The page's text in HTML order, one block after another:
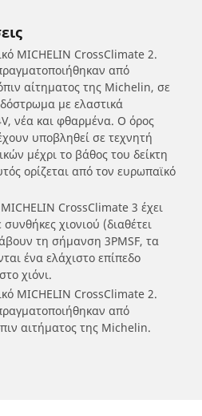
MICHELIN CrossClimate 2.
από
αίτηματος της Michelin, σε
με ελαστικά
νέα και φθαρμένα. Ο όρος
υποβληθεί σε τεχνητή
μέχρι το βάθος του δείκτη
ορίζεται από τον ευρωπαϊκό
CrossClimate 3 έχει
χιονιού (διαθέτει
τη σήμανση 3PMSF, τα
ένα ελάχιστο επίπεδο
χιόνι.
MICHELIN CrossClimate 2.
από
αιτήματος της Michelin.